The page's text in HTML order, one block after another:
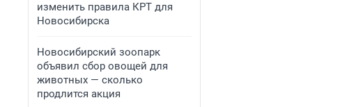
изменить правила КРТ для
Новосибирска
Новосибирский зоопарк
объявил сбор овощей для
животных — сколько
продлится акция